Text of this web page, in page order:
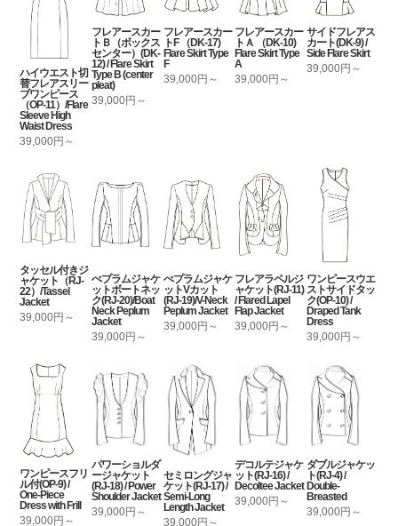
ハイウエスト切
替フレアスリー
ブワンピース
（OP-11）/Flare
Sleeve High
Waist Dress
39,000円～
フレアースカー
トＢ（ボックス
センター）(DK-
12) / Flare Skirt
Type B (center
pleat)
39,000円～
フレアースカー
トF （DK-17)
Flare Skirt Type
F
39,000円～
フレアースカー
トＡ （DK-10)
Flare Skirt Type
A
39,000円～
サイドフレアス
カート(DK-9) /
Side Flare Skirt
39,000円～
タッセル付きジ
ャケット（RJ-
22）/Tassel
Jacket
39,000円～
ぺプラムジャケ
ットボートネッ
ク(RJ-20)/Boat
Neck Peplum
Jacket
39,000円～
ぺプラムジャケ
ットVカット
(RJ-19)/V-Neck
Peplum Jacket
39,000円～
フレアラペルジ
ャケット(RJ-11)
/ Flared Lapel
Flap Jacket
39,000円～
ワンピースウエ
ストサイドタッ
ク(OP-10) /
Draped Tank
Dress
39,000円～
ワンピースフリ
ル付(OP-9) /
One-Piece
Dress with Frill
39,000円～
パワーショルダ
ージャケット
(RJ-18) / Power
Shoulder Jacket
39,000円～
セミロングジャ
ケット(RJ-17) /
Semi-Long
Length Jacket
39,000円～
デコルテジャケ
ット(RJ-16) /
Decoltee Jacket
39,000円～
ダブルジャケッ
ト(RJ-4) /
Double-
Breasted
39,000円～